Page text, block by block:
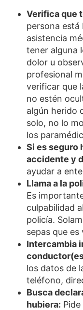
Verifica que
persona está
asistencia
tener alguna
dolor u
profesional
verificar que
no estén
algún herido
solo, no lo
los
Si es seguro
accidente y
ayudar a
Llama a la
Es
culpabilidad
policía.
sepas que es
Intercambia
los datos de
teléfono,
Busca
hubiera: